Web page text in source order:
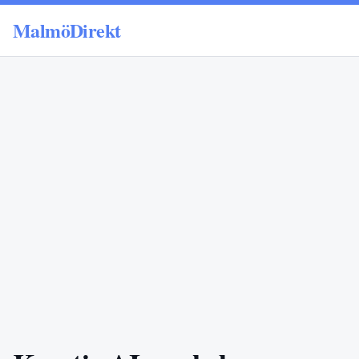
MalmöDirekt